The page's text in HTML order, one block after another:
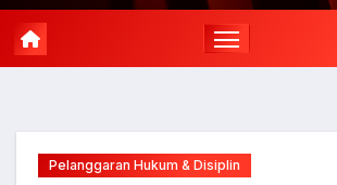
Pelanggaran Hukum & Disiplin